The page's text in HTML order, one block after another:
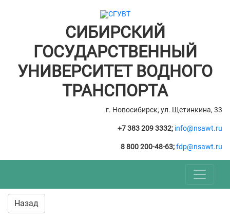
СИБИРСКИЙ
ГОСУДАРСТВЕННЫЙ
УНИВЕРСИТЕТ ВОДНОГО
ТРАНСПОРТА
г. Новосибирск, ул. Щетинкина, 33
+7 383 209 3332; info@nsawt.ru
8 800 200-48-63;fdp@nsawt.ru
Назад